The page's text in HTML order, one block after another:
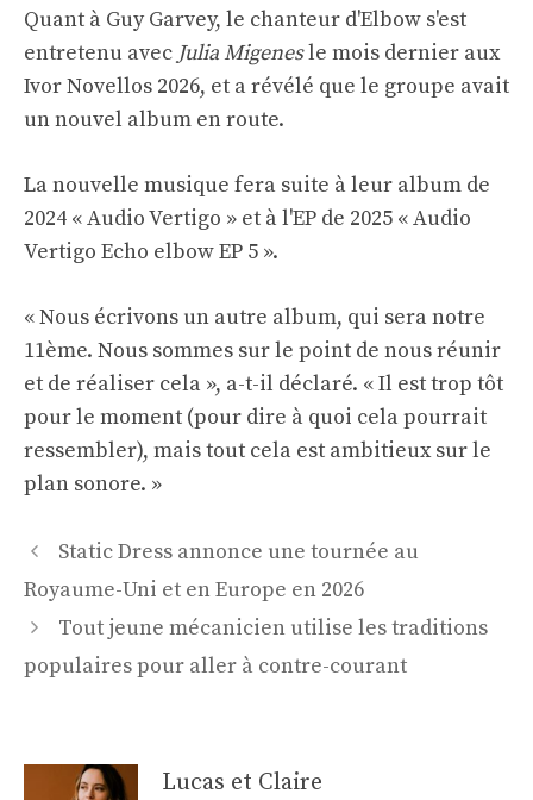
Quant à Guy Garvey, le chanteur d'Elbow s'est
entretenu avec Julia Migenesle mois dernier aux
Ivor Novellos 2026, et a révélé que le groupe avait
un nouvel album en route.
La nouvelle musique fera suite à leur album de
2024 « Audio Vertigo » et à l'EP de 2025 « Audio
Vertigo Echo elbow EP 5 ».
« Nous écrivons un autre album, qui sera notre
11ème. Nous sommes sur le point de nous réunir
et de réaliser cela », a-t-il déclaré. « Il est trop tôt
pour le moment (pour dire à quoi cela pourrait
ressembler), mais tout cela est ambitieux sur le
plan sonore. »
Navigation
des
Static Dress annonce une tournée au
Royaume-Uni et en Europe en 2026
Tout jeune mécanicien utilise les traditions
populaires pour aller à contre-courant
Lucas et Claire